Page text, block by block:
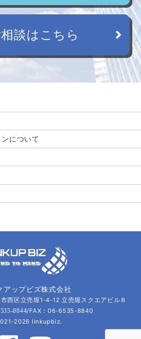
談はこちら
について
アップビズ株式会社
区立売堀1-4-12 立売堀スクエアビル８
8844/FAX：06-6535-8840
2026 linkupbiz.